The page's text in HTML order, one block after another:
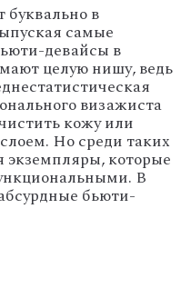
буквально в
самые
девайсы в
целую нишу, ведь
визажиста
кожу или
Но среди таких
которые
В
бьюти-